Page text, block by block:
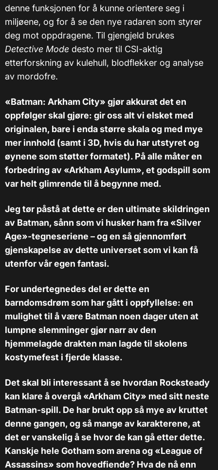
denne funksjonen for å kunne orientere seg i
miljøene, og for å se den nye radaren som styrer
deg mot oppdragene. Til gjengjeld brukes
Detective Mode desto mer til CSI-aktig
etterforskning av kulehull, blodflekker og analyse
av mordofre.
«Batman: Arkham City» gjør akkurat det en
oppfølger skal gjøre: gir oss alt vi elsket med
originalen, bare i enda større skala og med mye
mer innhold (samt i 3D, hvis du har utstyret og
øynene som støtter formatet). På alle måter en
forbedring av «Arkham Asylum», et godspill som
var helt glimrende til å begynne med.
Jeg tør påstå at dette er den ultimate skildringen
av Batman, sånn som vi husker ham fra «Silver
Age»-tegneseriene – og en så gjennomført
gjenskapelse av dette universet som vi kan få
utenfor vår egen fantasi.
For undertegnedes del er dette en
barndomsdrøm som har gått i oppfyllelse: en
mulighet til å være Batman noen dager uten at
lumpne slemminger gjør narr av den
hjemmelagde drakten man lagde til skolens
kostymefest i fjerde klasse.
Det skal bli interessant å se hvordan Rocksteady
kan klare å overgå «Arkham City» med sitt neste
Batman-spill. De har brukt opp så mye av kruttet
denne gangen, og så mange av karakterene, at
det er vanskelig å se hvor de kan gå etter dette.
Kanskje hele Gotham som arena og «League of
Assassins» som hovedfiende? Hva de nå enn